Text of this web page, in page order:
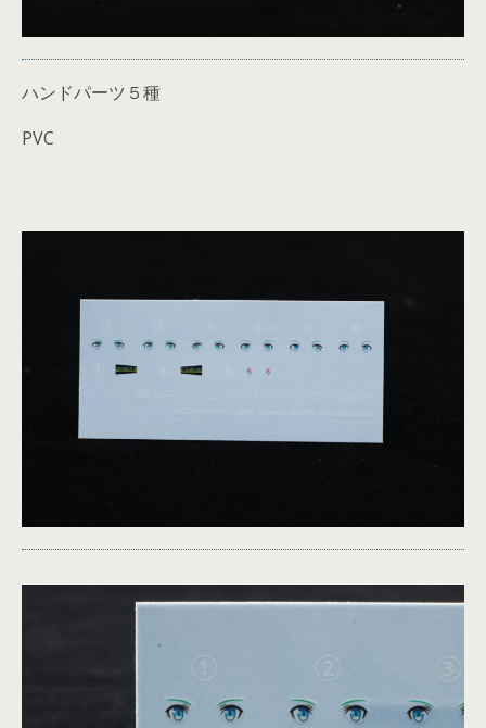
ハンドパーツ５種
PVC